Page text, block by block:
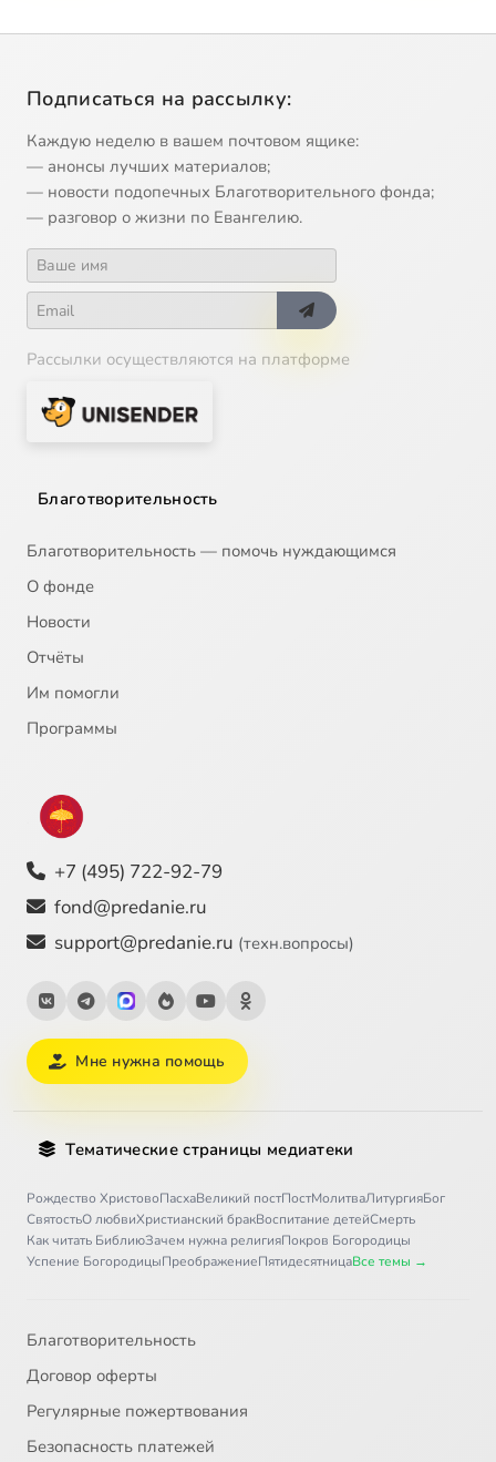
Подписаться на рассылку:
Каждую неделю в вашем почтовом ящике:
— анонсы лучших материалов;
— новости подопечных Благотворительного фонда;
— разговор о жизни по Евангелию.
Рассылки осуществляются на платформе
Благотворительность
Благотворительность — помочь нуждающимся
О фонде
Новости
Отчёты
Им помогли
Программы
+7 (495) 722-92-79
fond@predanie.ru
support@predanie.ru (техн.вопросы)
Мне нужна помощь
Тематические страницы медиатеки
Рождество ХристовоПасхаВеликий постПостМолитваЛитургияБог
СвятостьО любвиХристианский бракВоспитание детейСмерть
Как читать БиблиюЗачем нужна религияПокров Богородицы
Успение БогородицыПреображениеПятидесятницаВсе темы →
Благотворительность
Договор оферты
Регулярные пожертвования
Безопасность платежей